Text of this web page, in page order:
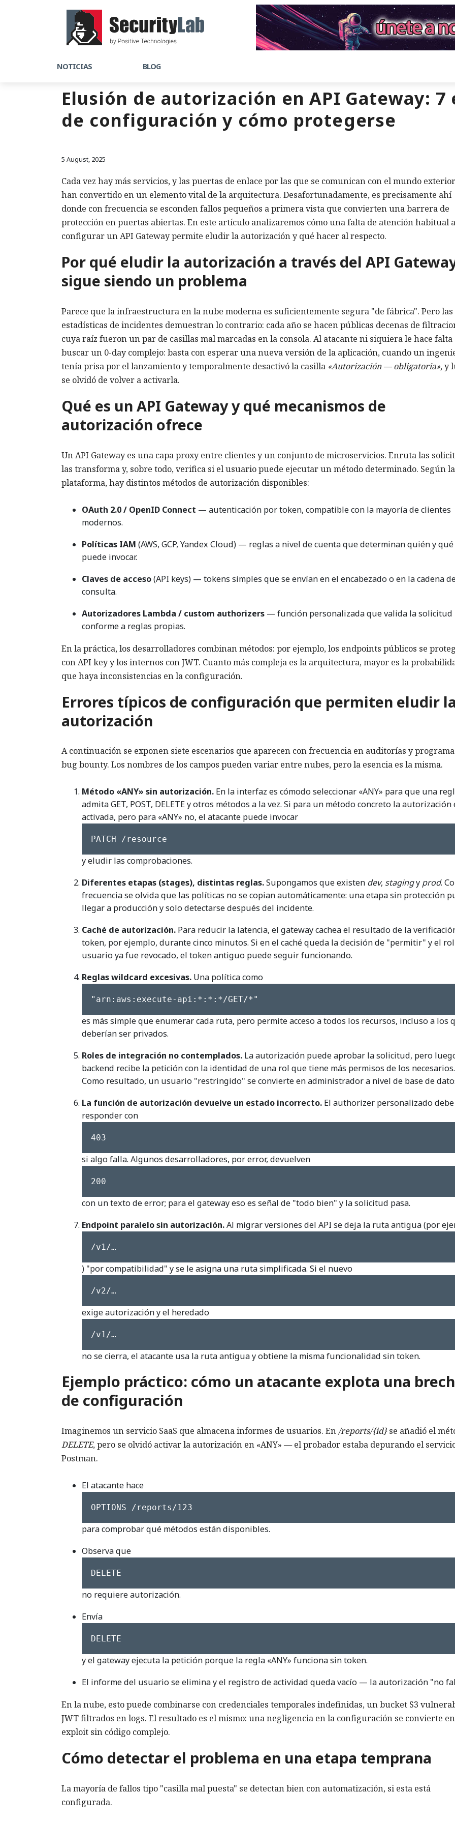
NOTICIAS BLOG
Elusión de autorización en API Gateway:
de configuración y cómo protegerse
5 August, 2025
Cada vez hay más servicios, y las puertas de enlace por las que se comunican con el mundo
han convertido en un elemento vital de la arquitectura. Desafortunadamente, es precisamente ahí
donde con frecuencia se esconden fallos pequeños a primera vista que convierten una barrera de
protección en puertas abiertas. En este artículo analizaremos cómo una falta de atención habitual
configurar un API Gateway permite eludir la autorización y qué hacer al respecto.
Por qué eludir la autorización a través del API
sigue siendo un problema
Parece que la infraestructura en la nube moderna es suficientemente segura "de fábrica". Pero las
estadísticas de incidentes demuestran lo contrario: cada año se hacen públicas decenas de
cuya raíz fueron un par de casillas mal marcadas en la consola. Al atacante ni siquiera le hace falta
buscar un 0-day complejo: basta con esperar una nueva versión de la aplicación, cuando un
tenía prisa por el lanzamiento y temporalmente desactivó la casilla «Autorización — obligatoria», y
se olvidó de volver a activarla.
Qué es un API Gateway y qué mecanismos de
autorización ofrece
Un API Gateway es una capa proxy entre clientes y un conjunto de microservicios. Enruta las
las transforma y, sobre todo, verifica si el usuario puede ejecutar un método determinado. Según la
plataforma, hay distintos métodos de autorización disponibles:
OAuth 2.0 / OpenID Connect — autenticación por token, compatible con la mayoría de clientes
modernos.
Políticas IAM (AWS, GCP, Yandex Cloud) — reglas a nivel de cuenta que determinan quién y qué
puede invocar.
Claves de acceso(API keys) — tokens simples que se envían en el encabezado o en la cadena
consulta.
Autorizadores Lambda / custom authorizers — función personalizada que valida la solicitud
conforme a reglas propias.
En la práctica, los desarrolladores combinan métodos: por ejemplo, los endpoints públicos se
con API key y los internos con JWT. Cuanto más compleja es la arquitectura, mayor es la
que haya inconsistencias en la configuración.
Errores típicos de configuración que permiten eludir la
autorización
A continuación se exponen siete escenarios que aparecen con frecuencia en auditorías y
bug bounty. Los nombres de los campos pueden variar entre nubes, pero la esencia es la misma.
Método «ANY» sin autorización. En la interfaz es cómodo seleccionar «ANY» para que una
admita GET, POST, DELETE y otros métodos a la vez. Si para un método concreto la autorización
activada, pero para «ANY» no, el atacante puede invocar
PATCH /resource
y eludir las comprobaciones.
Diferentes etapas (stages), distintas reglas.Supongamos que existen dev, stagingy prod.
frecuencia se olvida que las políticas no se copian automáticamente: una etapa sin protección
llegar a producción y solo detectarse después del incidente.
Caché de autorización. Para reducir la latencia, el gateway cachea el resultado de la
token, por ejemplo, durante cinco minutos. Si en el caché queda la decisión de "permitir" y el
usuario ya fue revocado, el token antiguo puede seguir funcionando.
Reglas wildcard excesivas. Una política como
"arn:aws:execute-api:*:*:*/GET/*"
es más simple que enumerar cada ruta, pero permite acceso a todos los recursos, incluso a los
deberían ser privados.
Roles de integración no contemplados. La autorización puede aprobar la solicitud, pero
backend recibe la petición con la identidad de una rol que tiene más permisos de los necesarios.
Como resultado, un usuario "restringido" se convierte en administrador a nivel de base de
La función de autorización devuelve un estado incorrecto. El authorizer personalizado debe
responder con
403
si algo falla. Algunos desarrolladores, por error, devuelven
200
con un texto de error; para el gateway eso es señal de "todo bien" y la solicitud pasa.
Endpoint paralelo sin autorización.Al migrar versiones del API se deja la ruta antigua (por
/v1/…
) "por compatibilidad" y se le asigna una ruta simplificada. Si el nuevo
/v2/…
exige autorización y el heredado
/v1/…
no se cierra, el atacante usa la ruta antigua y obtiene la misma funcionalidad sin token.
Ejemplo práctico: cómo un atacante explota una
de configuración
Imaginemos un servicio SaaS que almacena informes de usuarios. En/reports/{id}se añadió el
DELETE, pero se olvidó activar la autorización en «ANY» — el probador estaba depurando el
Postman.
El atacante hace
OPTIONS /reports/123
para comprobar qué métodos están disponibles.
Observa que
DELETE
no requiere autorización.
Envía
DELETE
y el gateway ejecuta la petición porque la regla «ANY» funciona sin token.
El informe del usuario se elimina y el registro de actividad queda vacío — la autorización "no
En la nube, esto puede combinarse con credenciales temporales indefinidas, un bucket S3
JWT filtrados en logs. El resultado es el mismo: una negligencia en la configuración se convierte
exploit sin código complejo.
Cómo detectar el problema en una etapa temprana
La mayoría de fallos tipo "casilla mal puesta" se detectan bien con automatización, si esta está
configurada.